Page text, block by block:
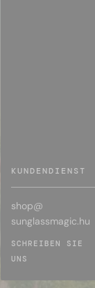
KUNDENDIENST
shop@
sunglassmagic.hu
SCHREIBEN SIE
UNS